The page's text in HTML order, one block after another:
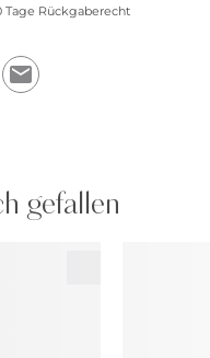
Tage Rückgaberecht
gefallen